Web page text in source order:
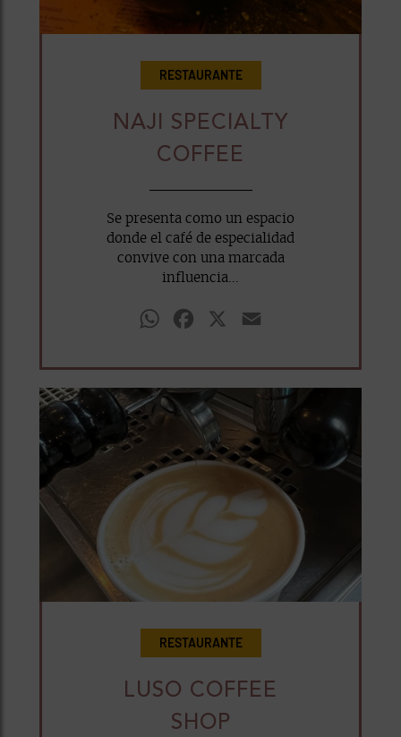
RESTAURANTE
NAJI SPECIALTY
COFFEE
Se presenta como un espacio
donde el café de especialidad
convive con una marcada
influencia...
WhatsAppFacebook
RESTAURANTE
LUSO COFFEE
SHOP